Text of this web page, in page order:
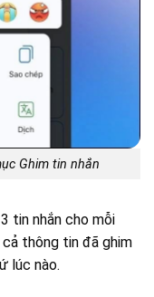
Ghim tin nhắn
tin nhắn cho mỗi
thông tin đã ghim
lúc nào.